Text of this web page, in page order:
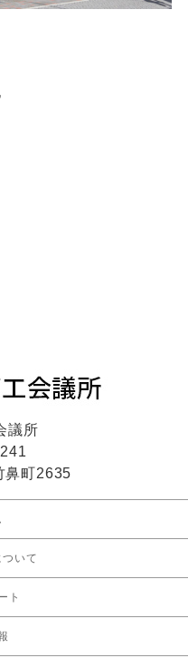
議所
鼻町2635
いて
ト